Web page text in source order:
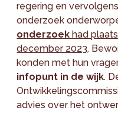
regering en
onderzoek
onderzoek had
december 2023.
konden met hun
infopunt in de wijk.
advies over het